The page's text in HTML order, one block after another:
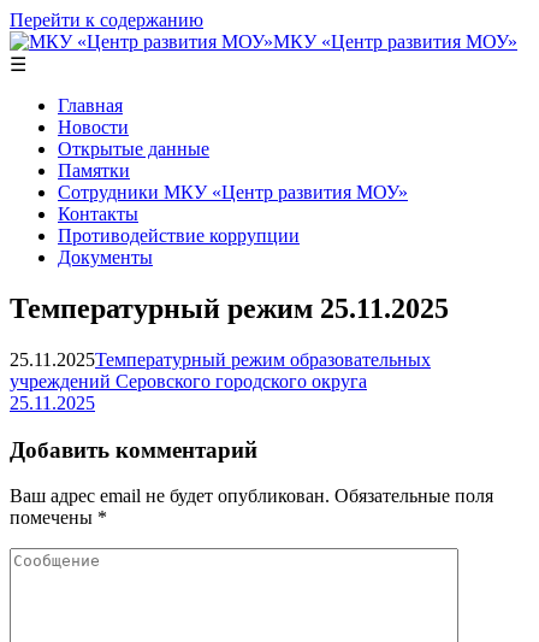
Перейти к содержанию
МКУ «Центр развития МОУ»
☰
Главная
Новости
Открытые данные
Памятки
Сотрудники МКУ «Центр развития МОУ»
Контакты
Противодействие коррупции
Документы
Температурный режим 25.11.2025
25.11.2025Температурный режим образовательных
учреждений Серовского городского округа
25.11.2025
Добавить комментарий
Ваш адрес email не будет опубликован. Обязательные поля
помечены *